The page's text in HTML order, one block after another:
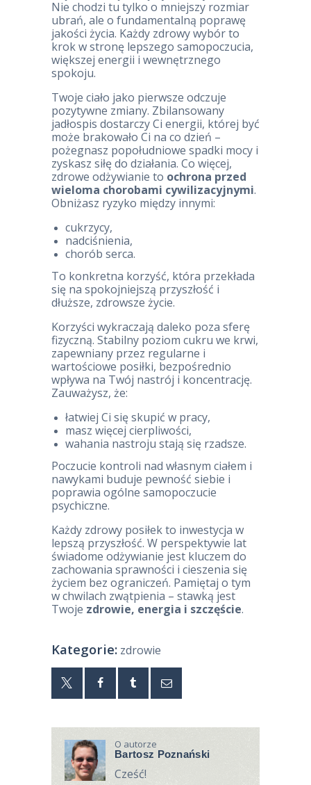
Nie chodzi tu tylko o mniejszy rozmiar
ubrań, ale o fundamentalną poprawę
jakości życia. Każdy zdrowy wybór to
krok w stronę lepszego samopoczucia,
większej energii i wewnętrznego
spokoju.
Twoje ciało jako pierwsze odczuje
pozytywne zmiany. Zbilansowany
jadłospis dostarczy Ci energii, której być
może brakowało Ci na co dzień –
pożegnasz popołudniowe spadki mocy i
zyskasz siłę do działania. Co więcej,
zdrowe odżywianie to ochrona przed
wieloma chorobami cywilizacyjnymi.
Obniżasz ryzyko między innymi:
cukrzycy,
nadciśnienia,
chorób serca.
To konkretna korzyść, która przekłada
się na spokojniejszą przyszłość i
dłuższe, zdrowsze życie.
Korzyści wykraczają daleko poza sferę
fizyczną. Stabilny poziom cukru we krwi,
zapewniany przez regularne i
wartościowe posiłki, bezpośrednio
wpływa na Twój nastrój i koncentrację.
Zauważysz, że:
łatwiej Ci się skupić w pracy,
masz więcej cierpliwości,
wahania nastroju stają się rzadsze.
Poczucie kontroli nad własnym ciałem i
nawykami buduje pewność siebie i
poprawia ogólne samopoczucie
psychiczne.
Każdy zdrowy posiłek to inwestycja w
lepszą przyszłość. W perspektywie lat
świadome odżywianie jest kluczem do
zachowania sprawności i cieszenia się
życiem bez ograniczeń. Pamiętaj o tym
w chwilach zwątpienia – stawką jest
Twoje zdrowie, energia i szczęście.
Kategorie: zdrowie
O autorze
Bartosz Poznański
Cześć!